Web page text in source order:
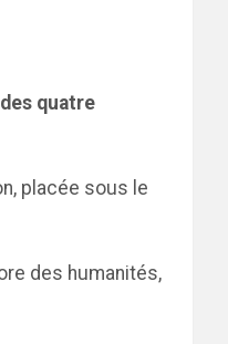
quatre
placée sous le
des humanités,